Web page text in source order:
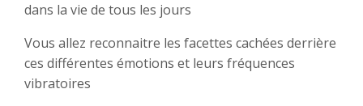
dans la vie de tous les jours
Vous allez reconnaitre les facettes cachées derrière
ces différentes émotions et leurs fréquences
vibratoires